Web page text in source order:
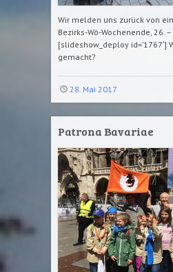
Wir melden uns zurück von
Bezirks-Wö-Wochenende, 26.
[slideshow_deploy id=’1767′]
gemacht?
28. Mai 2017
Patrona Bavariae